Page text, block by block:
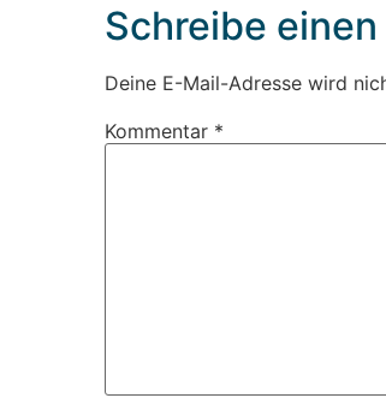
Schreibe
Deine E-Mail-Adresse wird
Kommentar *